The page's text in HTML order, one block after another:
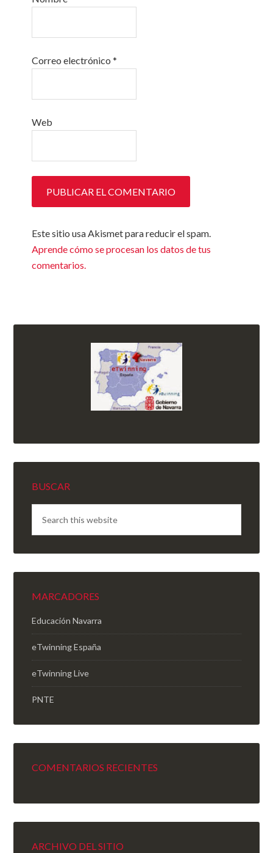
Correo electrónico*
Web
Este sitio usa Akismet para reducir el spam.
Aprende cómo se procesan los datos de tus
comentarios.
BUSCAR
MARCADORES
Educación Navarra
eTwinning España
eTwinning Live
PNTE
COMENTARIOS RECIENTES
ARCHIVO DEL SITIO